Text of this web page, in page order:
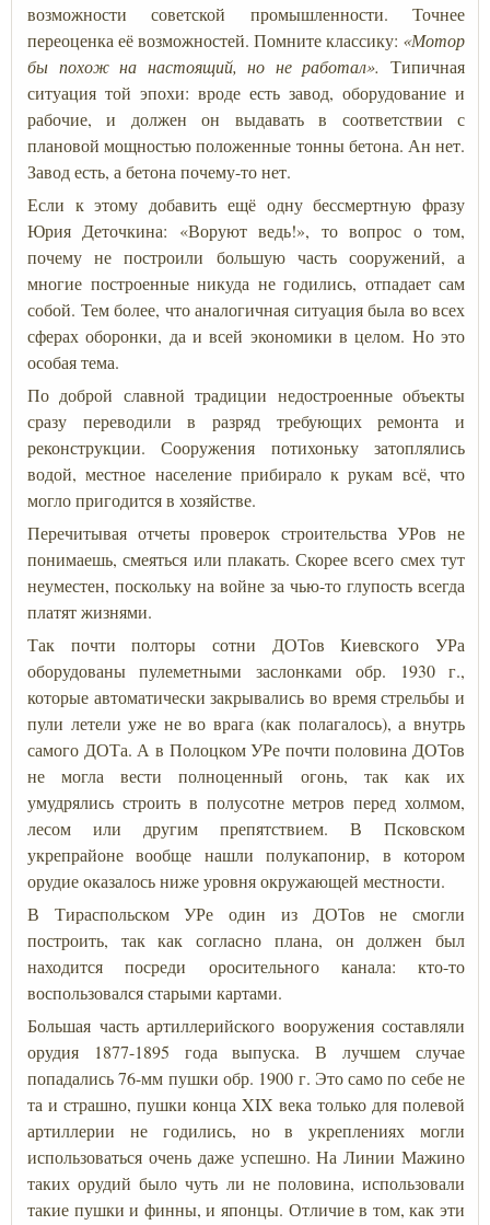
возможности советской промышленности. Точнее
переоценка её возможностей. Помните классику: «Мотор
бы похож на настоящий, но не работал». Типичная
ситуация той эпохи: вроде есть завод, оборудование и
рабочие, и должен он выдавать в соответствии с
плановой мощностью положенные тонны бетона. Ан нет.
Завод есть, а бетона почему-то нет.
Если к этому добавить ещё одну бессмертную фразу
Юрия Деточкина: «Воруют ведь!», то вопрос о том,
почему не построили большую часть сооружений, а
многие построенные никуда не годились, отпадает сам
собой. Тем более, что аналогичная ситуация была во всех
сферах оборонки, да и всей экономики в целом. Но это
особая тема.
По доброй славной традиции недостроенные объекты
сразу переводили в разряд требующих ремонта и
реконструкции. Сооружения потихоньку затоплялись
водой, местное население прибирало к рукам всё, что
могло пригодится в хозяйстве.
Перечитывая отчеты проверок строительства УРов не
понимаешь, смеяться или плакать. Скорее всего смех тут
неуместен, поскольку на войне за чью-то глупость всегда
платят жизнями.
Так почти полторы сотни ДОТов Киевского УРа
оборудованы пулеметными заслонками обр. 1930 г.,
которые автоматически закрывались во время стрельбы и
пули летели уже не во врага (как полагалось), а внутрь
самого ДОТа. А в Полоцком УРе почти половина ДОТов
не могла вести полноценный огонь, так как их
умудрялись строить в полусотне метров перед холмом,
лесом или другим препятствием. В Псковском
укрепрайоне вообще нашли полукапонир, в котором
орудие оказалось ниже уровня окружающей местности.
В Тираспольском УРе один из ДОТов не смогли
построить, так как согласно плана, он должен был
находится посреди оросительного канала: кто-то
воспользовался старыми картами.
Большая часть артиллерийского вооружения составляли
орудия 1877-1895 года выпуска. В лучшем случае
попадались 76-мм пушки обр. 1900 г. Это само по себе не
та и страшно, пушки конца XIX века только для полевой
артиллерии не годились, но в укреплениях могли
использоваться очень даже успешно. На Линии Мажино
таких орудий было чуть ли не половина, использовали
такие пушки и финны, и японцы. Отличие в том, как эти